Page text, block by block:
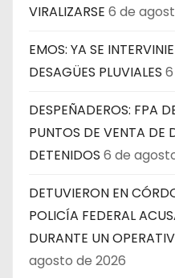
VIRALIZARSE 6 de
EMOS: YA SE
DESAGÜES PLUVIALES
DESPEÑADEROS: FPA
PUNTOS DE VENTA DE
DETENIDOS 6 de
DETUVIERON EN
POLICÍA FEDERAL
DURANTE UN
agosto de 2026